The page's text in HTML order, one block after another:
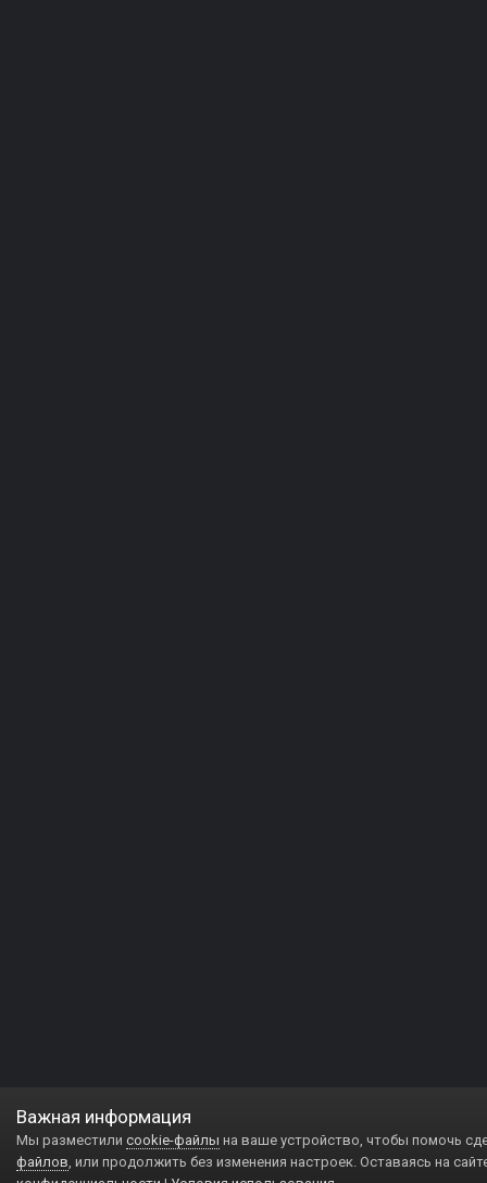
Важная информация
Мы разместили cookie-файлы на ваше устройство, чтобы помочь
файлов, или продолжить без изменения настроек. Оставаясь на